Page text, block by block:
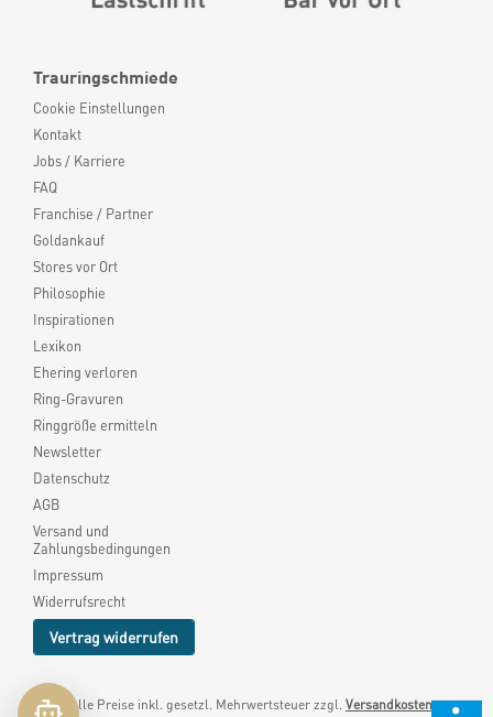
Trauringschmiede
Cookie Einstellungen
Kontakt
Jobs / Karriere
FAQ
Franchise / Partner
Goldankauf
Stores vor Ort
Philosophie
Inspirationen
Lexikon
Ehering verloren
Ring-Gravuren
Ringgröße ermitteln
Newsletter
Datenschutz
AGB
Versand und
Zahlungsbedingungen
Impressum
Widerrufsrecht
Vertrag widerrufen
* Alle Preise inkl. gesetzl. Mehrwertsteuer zzgl. Versandkosten